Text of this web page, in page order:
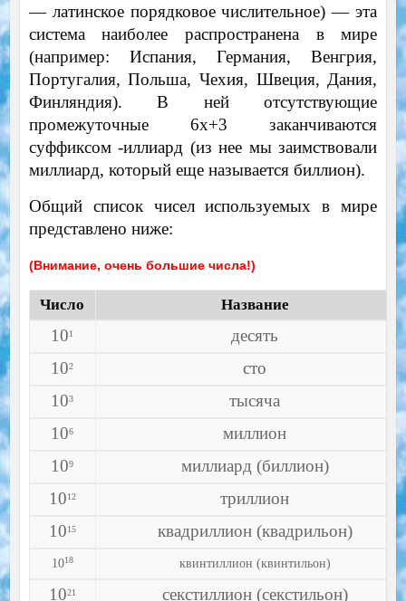
— латинское порядковое числительное) — эта
система наиболее распространена в мире
(например: Испания, Германия, Венгрия,
Португалия, Польша, Чехия, Швеция, Дания,
Финляндия). В ней отсутствующие
промежуточные 6х+3 заканчиваются
суффиксом -иллиард (из нее мы заимствовали
миллиард, который еще называется биллион).
Общий список чисел используемых в мире
представлено ниже:
(Внимание, очень большие числа!)
Число Название
101
десять
102
сто
103
тысяча
106
миллион
109
миллиард (биллион)
1012
триллион
1015 квадриллион (квадрильон)
1018 квинтиллион (квинтильон)
1021 секстиллион (секстильон)